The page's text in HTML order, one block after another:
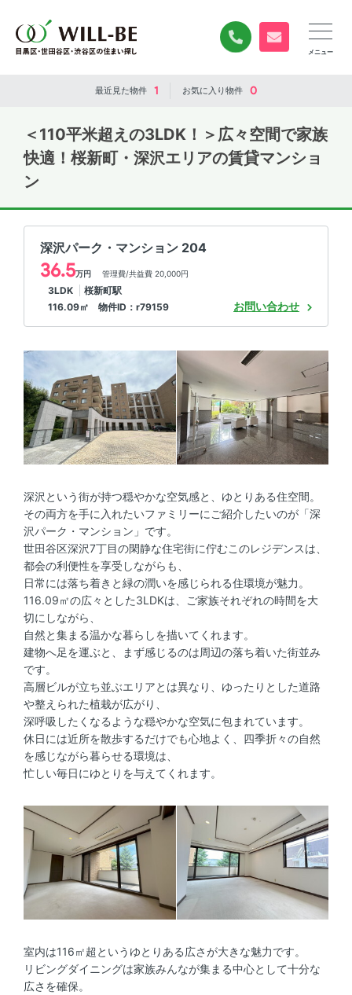
0120-840-834
無料お問い合
最近見た物件 1 お気に入り物件 0
＜110平米超えの3LDK！＞広々空間で家族
快適！桜新町・深沢エリアの賃貸マンショ
ン
深沢パーク・マンション 204
36.5万円 管理費/共益費 20,000円
3LDK
桜新町駅
116.09㎡ 物件ID：r79159
お問い合わせ
深沢という街が持つ穏やかな空気感と、ゆとりある住空間。
その両方を手に入れたいファミリーにご紹介したいのが「深
沢パーク・マンション」です。
世田谷区深沢7丁目の閑静な住宅街に佇むこのレジデンスは、
都会の利便性を享受しながらも、
日常には落ち着きと緑の潤いを感じられる住環境が魅力。
116.09㎡の広々とした3LDKは、ご家族それぞれの時間を大
切にしながら、
自然と集まる温かな暮らしを描いてくれます。
建物へ足を運ぶと、まず感じるのは周辺の落ち着いた街並み
です。
高層ビルが立ち並ぶエリアとは異なり、ゆったりとした道路
や整えられた植栽が広がり、
深呼吸したくなるような穏やかな空気に包まれています。
休日には近所を散歩するだけでも心地よく、四季折々の自然
を感じながら暮らせる環境は、
忙しい毎日にゆとりを与えてくれます。
室内は116㎡超というゆとりある広さが大きな魅力です。
リビングダイニングは家族みんなが集まる中心として十分な
広さを確保。